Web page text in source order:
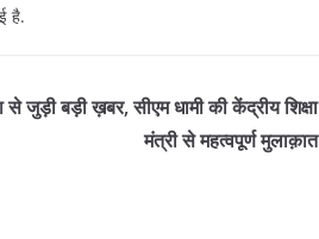
है.
से जुड़ी बड़ी ख़बर, सीएम धामी की केंद्रीय शिक्षा
मंत्री से महत्वपूर्ण मुलाक़ात